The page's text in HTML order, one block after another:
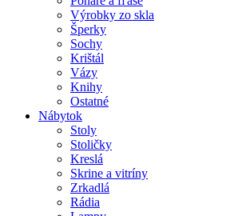
Výrobky zo skla
Šperky
Sochy
Krištál
Vázy
Knihy
Ostatné
Nábytok
Stoly
Stoličky
Kreslá
Skrine a vitríny
Zrkadlá
Rádia